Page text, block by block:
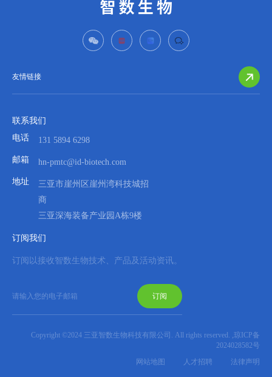
友情链接
联系我们
电话
131 5894 6298
邮箱 hn-pmtc@id-biotech.com
地址
三亚市崖州区崖州湾科技城招
商
三亚深海装备产业园A栋9楼
订阅我们
订阅以接收智数生物技术、产品及活动资讯。
订阅
Copyright ©2024 三亚智数生物科技有限公司. All rights reserved. ,琼ICP备
2024028582号
网站地图
人才招聘 法律声明